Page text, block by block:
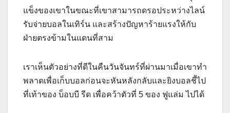
แข็งของเขาในขณะที่เขาสามารถดรอประหว่างไลน์
รับจ่ายบอลในเทิร์น และสร้างปัญหาร้ายแรงให้กับ
ฝ่ายตรงข้ามในแดนที่สาม
เราเห็นตัวอย่างที่ดีในคืนวันจันทร์ที่ผ่านมาเมื่อเขาทำ
พลาดเพื่อเก็บบอลก่อนจะหันหลังกลับและยิงบอลชี้ไป
ที่เท้าของ บ็อบบี รีด เพื่อคว้าตัวที่ 5 ของ ฟูแล่ม ไปได้